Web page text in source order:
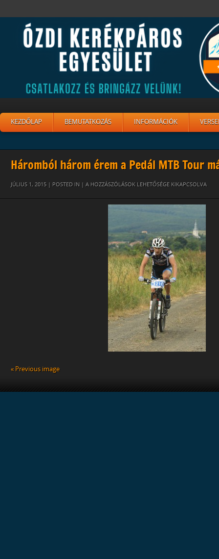
KEZDŐLAP BEMUTATKOZÁS INFORMÁCIÓK
Háromból három érem a Pedál MTB Tour
JÚLIUS 1, 2015 | POSTED IN | 2
A HOZZÁSZÓLÁSOK LEHETŐSÉGE KIKAPCSOLVA
« Previous image